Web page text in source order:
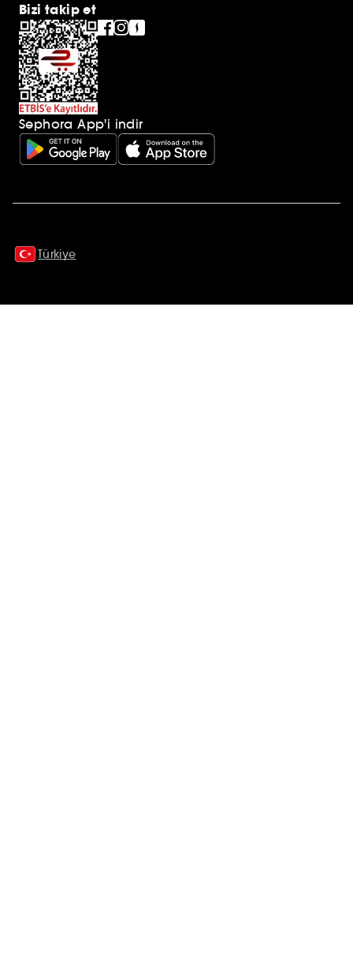
Bizi takip et
Sephora App'i indir
Türkiye